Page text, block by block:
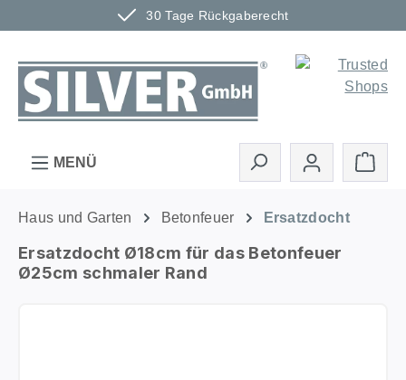
30 Tage Rückgaberecht
Zum Hauptinhalt springen
MENÜ
Haus und Garten Betonfeuer Ersatzdocht
Ersatzdocht Ø18cm für das Betonfeuer
Ø25cm schmaler Rand